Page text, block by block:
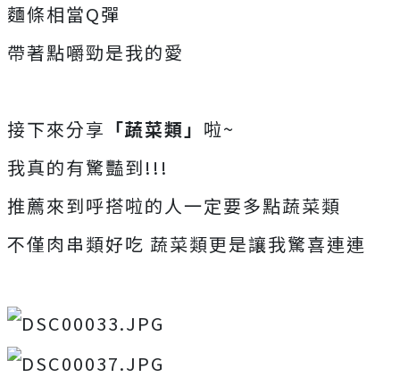
麵條相當Q彈
帶著點嚼勁是我的愛
接下來分享 「蔬菜類」 啦~
我真的有驚豔到!!!
推薦來到呼搭啦的人一定要多點蔬菜類
不僅肉串類好吃 蔬菜類更是讓我驚喜連連